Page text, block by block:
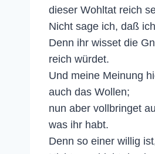
dieser Wohltat reich
Nicht sage ich, daß
Denn ihr wisset die
reich würdet.
Und meine Meinung
auch das Wollen;
nun aber vollbringet
was ihr habt.
Denn so einer willig